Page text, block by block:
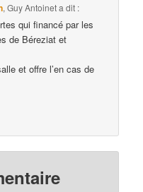
,Guy Antoineta dit :
qui financé par les
de Béreziat et
et offre l’en cas de